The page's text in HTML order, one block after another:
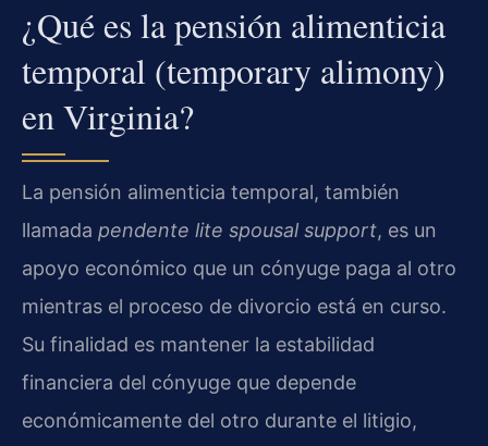
¿Qué es la pensión alimenticia
temporal (temporary alimony)
en Virginia?
La pensión alimenticia temporal, también
llamada pendente lite spousal support, es un
apoyo económico que un cónyuge paga al otro
mientras el proceso de divorcio está en curso.
Su finalidad es mantener la estabilidad
financiera del cónyuge que depende
económicamente del otro durante el litigio,